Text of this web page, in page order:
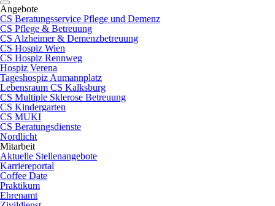
Angebote
CS Beratungsservice Pflege und Demenz
CS Pflege & Betreuung
CS Alzheimer & Demenzbetreuung
CS Hospiz Wien
CS Hospiz Rennweg
Hospiz Verena
Tageshospiz Aumannplatz
Lebensraum CS Kalksburg
CS Multiple Sklerose Betreuung
CS Kindergarten
CS MUKI
CS Beratungsdienste
Nordlicht
Mitarbeit
Aktuelle Stellenangebote
Karriereportal
Coffee Date
Praktikum
Ehrenamt